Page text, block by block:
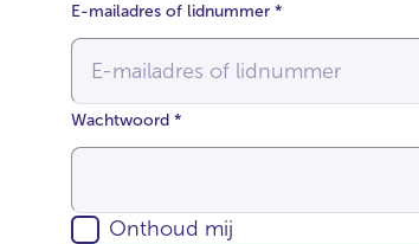
E-mailadres of lidnummer *
Wachtwoord *
Onthoud mij